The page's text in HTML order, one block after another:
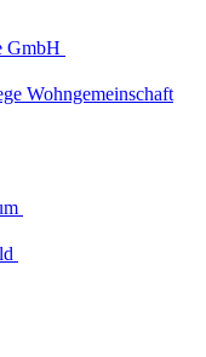
GmbH
Wohngemeinschaft